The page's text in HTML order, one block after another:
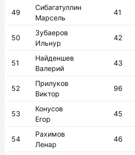
49
Сибагатуллин
Марсель
41
50
Зубаеров
Ильнур
42
51
Найденшев
Валерий
43
52
Прилуков
Виктор
96
53
Конусов
Егор
45
54
Рахимов
Ленар
46